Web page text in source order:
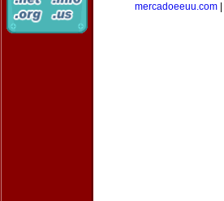
mercadoeeuu.com